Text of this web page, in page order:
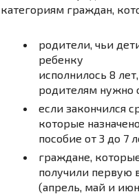
категориям граждан,
родители, чьи
ребенку
исполнилось 8
родителям нужно
если закончился
которые
пособие от 3 до 7
граждане,
получили первую
(апрель, май и